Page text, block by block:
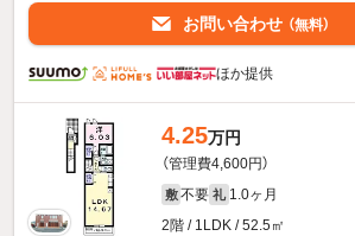
お問い合わせ （無料）
ほか提供
4.25万円
（管理費4,600円）
敷 不要 礼 1.0ヶ月
2階 / 1LDK / 52.5㎡